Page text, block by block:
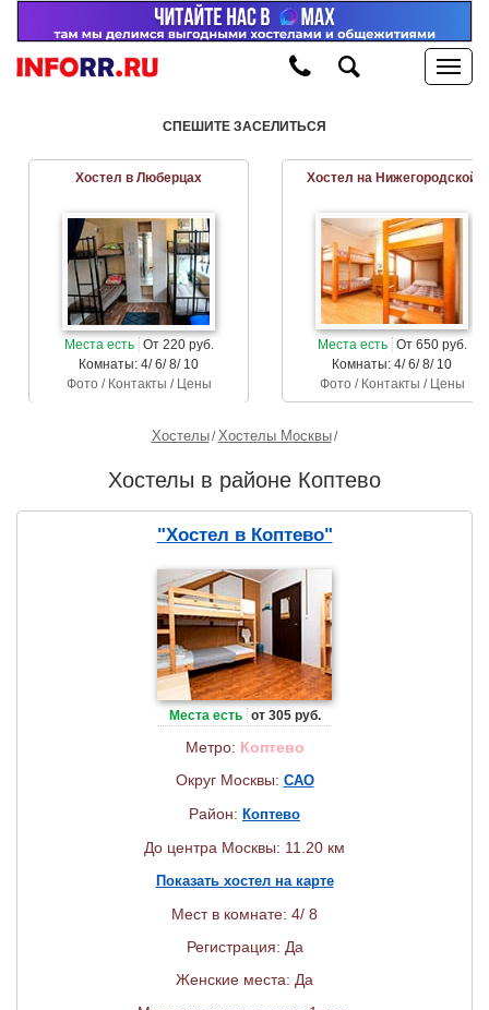
СПЕШИТЕ ЗАСЕЛИТЬСЯ
Хостел в Люберцах
Места есть От 220 руб.
Комнаты: 4/ 6/ 8/ 10
Фото / Контакты / Цены
Хостел на Нижегородской
Места есть От 650 руб.
Комнаты: 4/ 6/ 8/ 10
Фото / Контакты / Цены
Хостелы Хостелы Москвы
Хостелы в районе Коптево
"Хостел в Коптево"
Места есть от 305 руб.
Метро: Коптево
Округ Москвы: САО
Район: Коптево
До центра Москвы: 11.20 км
Показать хостел на карте
Мест в комнате: 4/ 8
Регистрация: Да
Женские места: Да